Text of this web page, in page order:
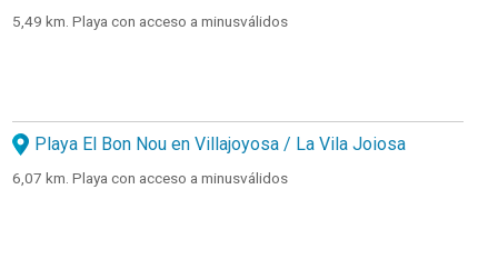
5,49 km. Playa con acceso a minusválidos
Playa El Bon Nou en Villajoyosa / La Vila Joiosa
6,07 km. Playa con acceso a minusválidos